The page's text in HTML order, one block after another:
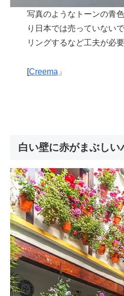
写真のようなトーンの青
り日本では売っていない
リングするなど工夫が必要
[Creema 」
白い壁に赤がまぶしい